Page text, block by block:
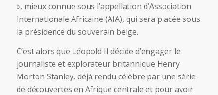
», mieux connue sous l’appellation d’Association
Internationale Africaine (AIA), qui sera placée sous
la présidence du souverain belge.
C’est alors que Léopold II décide d’engager le
journaliste et explorateur britannique Henry
Morton Stanley, déjà rendu célèbre par une série
de découvertes en Afrique centrale et pour avoir